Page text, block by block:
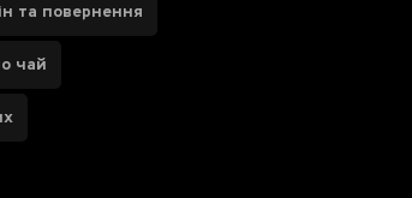
та повернення
чай